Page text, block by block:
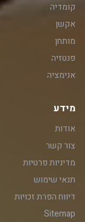
קומדיה
אקשן
מותחן
פנטזיה
אנימציה
מידע
אודות
צור קשר
מדיניות פרטיות
תנאי שימוש
דיווח הפרת זכויות
Sitemap